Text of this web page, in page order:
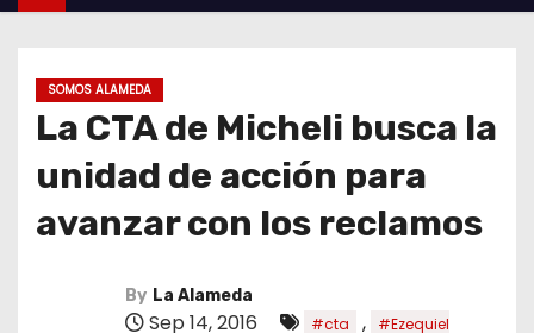
SOMOS ALAMEDA
La CTA de Micheli busca la
unidad de acción para
avanzar con los reclamos
By La Alameda
Sep 14, 2016 #cta ,
#Ezequiel